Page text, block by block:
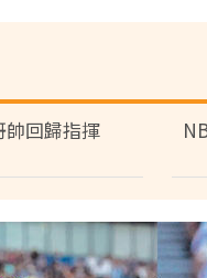
帥回歸指揮